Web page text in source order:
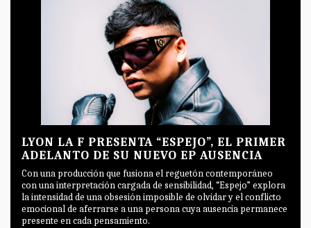
LYON LA F PRESENTA “ESPEJO”, EL PRIMER
ADELANTO DE SU NUEVO EP AUSENCIA
Con una producción que fusiona el reguetón contemporáneo
con una interpretación cargada de sensibilidad, “Espejo” explora
la intensidad de una obsesión imposible de olvidar y el conflicto
emocional de aferrarse a una persona cuya ausencia permanece
presente en cada pensamiento.